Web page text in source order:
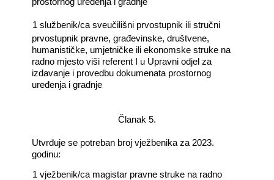
prostornog uređenja i gradnje
1 službenik/ca sveučilišni prvostupnik ili stručni
prvostupnik pravne, građevinske, društvene,
humanističke, umjetničke ili ekonomske struke na
radno mjesto viši referent I u Upravni odjel za
izdavanje i provedbu dokumenata prostornog
uređenja i gradnje
Članak 5.
Utvrđuje se potreban broj vježbenika za 2023.
godinu:
1 vježbenik/ca magistar pravne struke na radno